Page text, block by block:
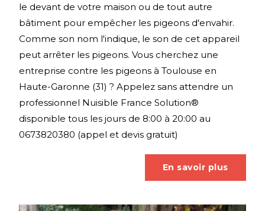
le devant de votre maison ou de tout autre
bâtiment pour empêcher les pigeons d'envahir.
Comme son nom l'indique, le son de cet appareil
peut arrêter les pigeons. Vous cherchez une
entreprise contre les pigeons à Toulouse en
Haute-Garonne (31) ? Appelez sans attendre un
professionnel Nuisible France Solution®
disponible tous les jours de 8:00 à 20:00 au
0673820380 (appel et devis gratuit)
En savoir plus